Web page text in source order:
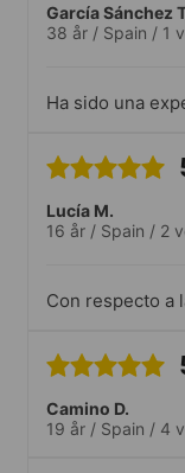
García Sánchez
38 år / Spain / 1
Ha sido una
Lucía M.
16 år / Spain / 2
Con respecto a
alumnos como
Camino D.
19 år / Spain / 4